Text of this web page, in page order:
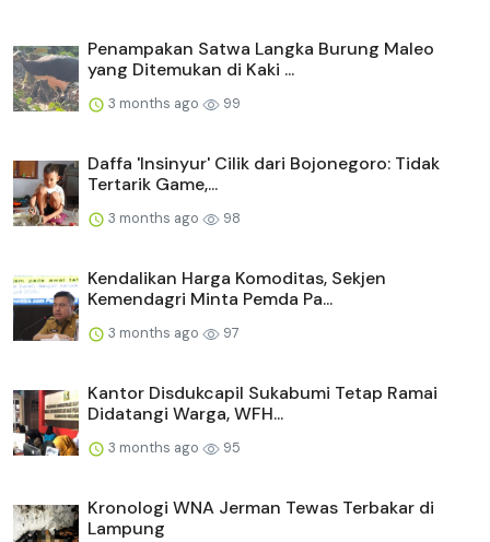
Penampakan Satwa Langka Burung Maleo
yang Ditemukan di Kaki ...
3 months ago 99
Daffa 'Insinyur' Cilik dari Bojonegoro: Tidak
Tertarik Game,...
3 months ago 98
Kendalikan Harga Komoditas, Sekjen
Kemendagri Minta Pemda Pa...
3 months ago 97
Kantor Disdukcapil Sukabumi Tetap Ramai
Didatangi Warga, WFH...
3 months ago 95
Kronologi WNA Jerman Tewas Terbakar di
Lampung